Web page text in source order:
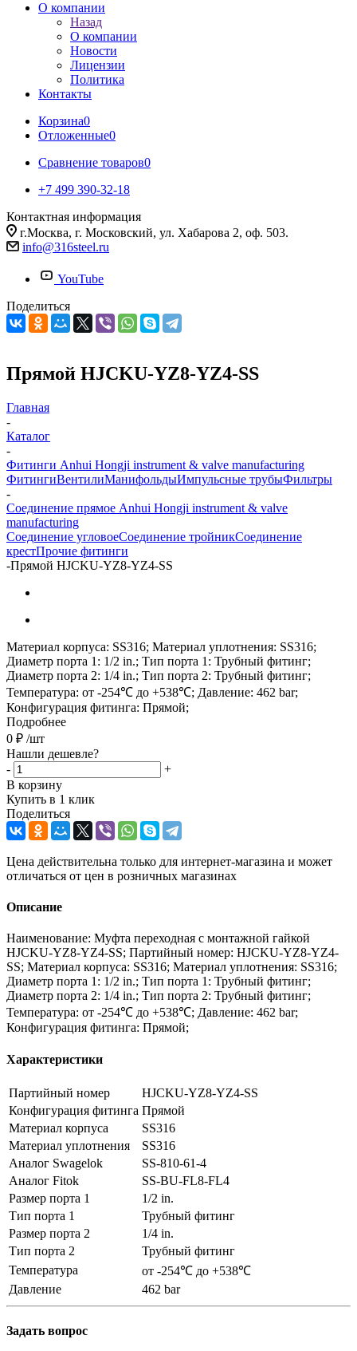
О компании
Назад
О компании
Новости
Лицензии
Политика
Контакты
Корзина0
Отложенные0
Сравнение товаров0
+7 499 390-32-18
Контактная информация
г.Москва, г. Московский, ул. Хабарова 2, оф. 503.
info@316steel.ru
YouTube
Поделиться
Прямой HJCKU-YZ8-YZ4-SS
Главная
-
Каталог
-
Фитинги Anhui Hongji instrument & valve manufacturing
ФитингиВентилиМанифольдыИмпульсные трубыФильтры
-
Соединение прямое Anhui Hongji instrument & valve
manufacturing
Соединение угловоеСоединение тройникСоединение
крестПрочие фитинги
-Прямой HJCKU-YZ8-YZ4-SS
Материал корпуса: SS316; Материал уплотнения: SS316;
Диаметр порта 1: 1/2 in.; Тип порта 1: Трубный фитинг;
Диаметр порта 2: 1/4 in.; Тип порта 2: Трубный фитинг;
Температура: от -254℃ до +538℃; Давление: 462 bar;
Конфигурация фитинга: Прямой;
Подробнее
0 ₽ /шт
Нашли дешевле?
-
+
В корзину
Купить в 1 клик
Поделиться
Цена действительна только для интернет-магазина и может
отличаться от цен в розничных магазинах
Описание
Наименование: Муфта переходная с монтажной гайкой
HJCKU-YZ8-YZ4-SS; Партийный номер: HJCKU-YZ8-YZ4-
SS; Материал корпуса: SS316; Материал уплотнения: SS316;
Диаметр порта 1: 1/2 in.; Тип порта 1: Трубный фитинг;
Диаметр порта 2: 1/4 in.; Тип порта 2: Трубный фитинг;
Температура: от -254℃ до +538℃; Давление: 462 bar;
Конфигурация фитинга: Прямой;
Характеристики
Партийный номер
HJCKU-YZ8-YZ4-SS
Конфигурация фитинга Прямой
Материал корпуса
SS316
Материал уплотнения
SS316
Аналог Swagelok
SS-810-61-4
Аналог Fitok
SS-BU-FL8-FL4
Размер порта 1
1/2 in.
Тип порта 1
Трубный фитинг
Размер порта 2
1/4 in.
Тип порта 2
Трубный фитинг
Температура
от -254℃ до +538℃
Давление
462 bar
Задать вопрос